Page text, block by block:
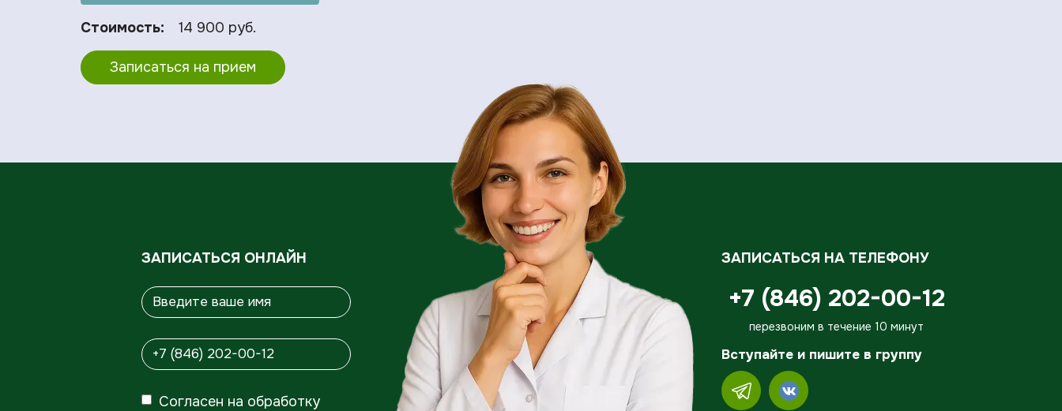
Стоимость: 14 900 руб.
Записаться на прием
ЗАПИСАТЬСЯ ОНЛАЙН
Согласен на обработку
ЗАПИСАТЬСЯ НА ТЕЛЕФОНУ
+7 (846) 202-00-12
перезвоним в течение 10 минут
Вступайте и пишите в группу